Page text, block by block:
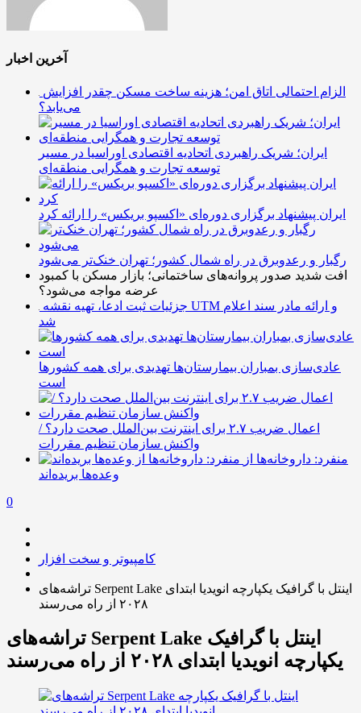
آخرین اخبار
الزام احتمالی اتاق امن؛ هزینه ساخت مسکن چقدر افزایش
می‌یابد؟
ایران؛ شریک راهبردی اتحادیه اقتصادی اوراسیا در مسیر
توسعه تجارت و همگرایی منطقه‌ای
ایران پیشنهاد برگزاری دوره‌ای «اکسپو بریکس» را ارائه کرد
رگبار و رعدوبرق در راه شمال کشور؛ تهران خنک‌تر می‌شود
افت شدید صدور پروانه‌های ساختمانی؛ بازار مسکن با کمبود
عرضه مواجه می‌شود؟
جزئیات ثبت ادعا، تهیه نقشه UTM و ارائه مادر سند اعلام
شد
عادی‌سازی بمباران بیمارستان‌ها تهدیدی برای همه کشورها
است
اعمال ضریب ۲.۷ برای اینترنت بین‌الملل صحت دارد؟ /
واکنش سازمان تنظیم مقررات
منفرد: داروخانه‌ها از
وعده‌ها بریده‌اند
0
کامپیوتر و سخت افزار
تراشه‌های Serpent Lake اینتل با گرافیک یکپارچه انویدیا ابتدای
۲۰۲۸ از راه می‌رسند
تراشه‌های Serpent Lake اینتل با گرافیک
یکپارچه انویدیا ابتدای ۲۰۲۸ از راه می‌رسند